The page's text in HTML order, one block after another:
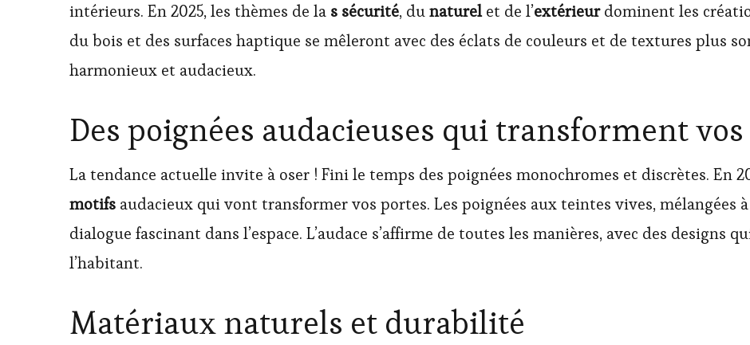
intérieurs. En 2025, les thèmes de la s sécurité, dunaturelet de l’extérieurdominent les
du bois et des surfaces haptique se mêleront avec des éclats de couleurs et de textures plus
harmonieux et audacieux.
Des poignées audacieuses qui transforment vos
La tendance actuelle invite à oser ! Fini le temps des poignées monochromes et discrètes. En
motifs audacieux qui vont transformer vos portes. Les poignées aux teintes vives, mélangées
dialogue fascinant dans l’espace. L’audace s’affirme de toutes les manières, avec des designs
l’habitant.
Matériaux naturels et durabilité